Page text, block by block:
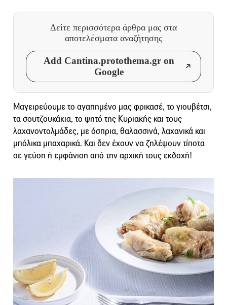
Δείτε περισσότερα άρθρα μας στα
αποτελέσματα αναζήτησης
Add Cantina.protothema.gr on
Google
Μαγειρεύουμε τo αγαπημένo μας φρικασέ, το γιουβέτσι,
τα σουτζουκάκια, το ψητό της Κυριακής και τους
λαχανοντολμάδες, με όσπρια, θαλασσινά, λαχανικά και
μπόλικα μπαχαρικά. Και δεν έχουν να ζηλέψουν τίποτα
σε γεύση ή εμφάνιση από την αρχική τους εκδοχή!